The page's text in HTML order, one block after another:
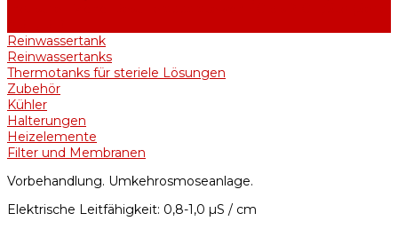
Reinwassertank
Reinwassertanks
Thermotanks für steriele Lösungen
Zubehör
Kühler
Halterungen
Heizelemente
Filter und Membranen
Vorbehandlung. Umkehrosmoseanlage.
Elektrische Leitfähigkeit: 0,8-1,0 µS / cm